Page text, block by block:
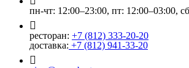
пн-чт: 12:00–23:00, пт: 12:00–03:00,
ресторан: +7 (812) 333-20-20
доставка: +7 (812) 941-33-20